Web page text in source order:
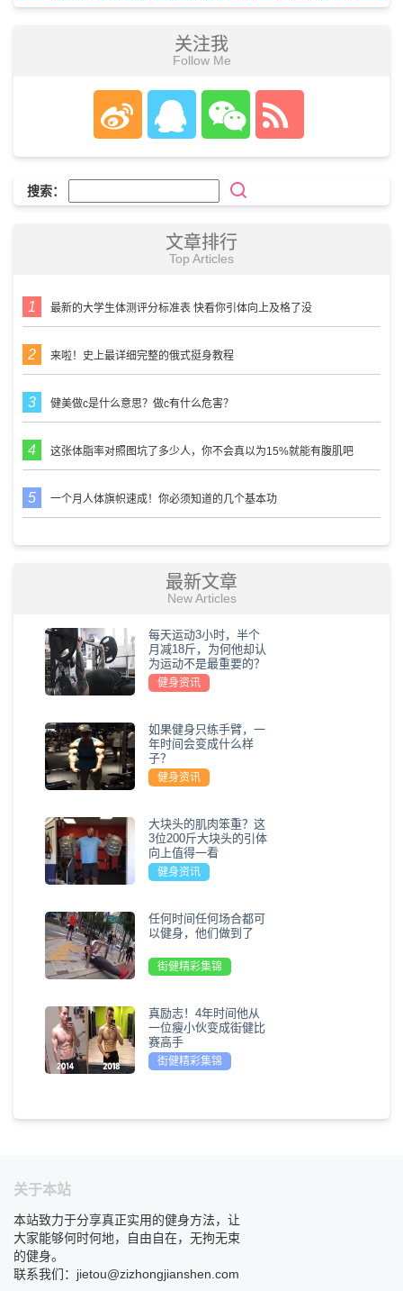
关注我
Follow Me
搜索：
文章排行
Top Articles
最新的大学生体测评分标准表 快看你引体向上及格了没
来啦！史上最详细完整的俄式挺身教程
健美做c是什么意思？做c有什么危害？
这张体脂率对照图坑了多少人，你不会真以为15%就能有腹肌吧
一个月人体旗帜速成！你必须知道的几个基本功
最新文章
New Articles
每天运动3小时，半个
月减18斤，为何他却认
为运动不是最重要的？
健身资讯
如果健身只练手臂，一
年时间会变成什么样
子？
健身资讯
大块头的肌肉笨重？这
3位200斤大块头的引体
向上值得一看
健身资讯
任何时间任何场合都可
以健身，他们做到了
街健精彩集锦
真励志！4年时间他从
一位瘦小伙变成街健比
赛高手
街健精彩集锦
关于本站
本站致力于分享真正实用的健身方法，让
大家能够何时何地，自由自在，无拘无束
的健身。
联系我们：jietou@zizhongjianshen.com